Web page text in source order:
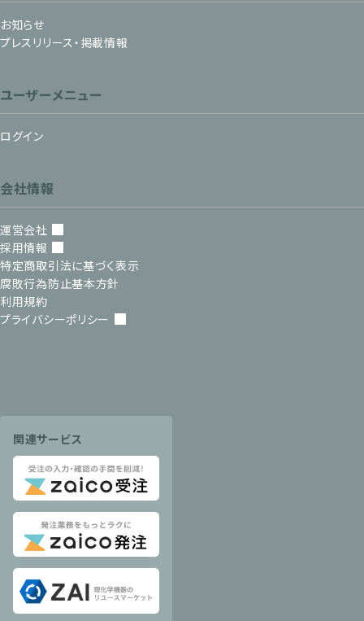
お知らせ
プレスリリース・掲載情報
ユーザーメニュー
ログイン
会社情報
運営会社
採用情報
特定商取引法に基づく表示
腐敗行為防止基本方針
利用規約
プライバシーポリシー
関連サービス